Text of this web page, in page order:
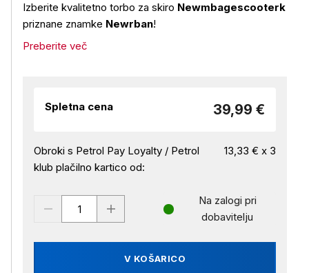
Izberite kvalitetno torbo za skiro Newmbagescooterk
priznane znamke Newrban!
Preberite več
Spletna cena 39,99 €
Obroki s Petrol Pay Loyalty / Petrol
klub plačilno kartico od:
13,33 € x 3
V KOŠARICO
Na zalogi pri
dobavitelju